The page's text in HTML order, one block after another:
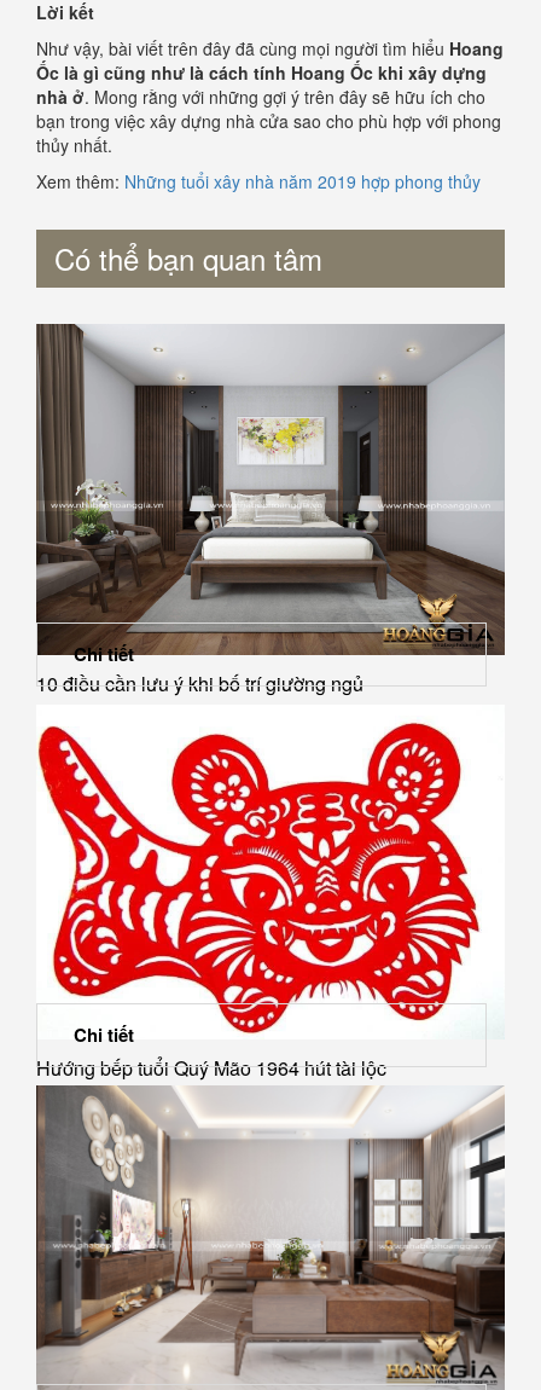
Lời kết
Như vậy, bài viết trên đây đã cùng mọi người tìm hiểu Hoang
Ốc là gì cũng như là cách tính Hoang Ốc khi xây dựng
nhà ở. Mong rằng với những gợi ý trên đây sẽ hữu ích cho
bạn trong việc xây dựng nhà cửa sao cho phù hợp với phong
thủy nhất.
Xem thêm: Những tuổi xây nhà năm 2019 hợp phong thủy
Có thể bạn quan tâm
10 điều cần lưu ý khi bố trí giường ngủ
Chi tiết
Hướng bếp tuổi Quý Mão 1964 hút tài lộc
Chi tiết